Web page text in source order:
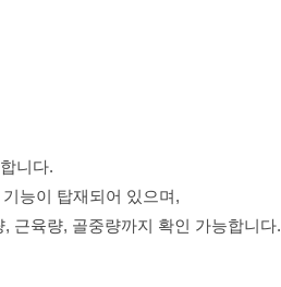
니다.
능이 탑재되어 있으며,
근육량, 골중량까지 확인 가능합니다.